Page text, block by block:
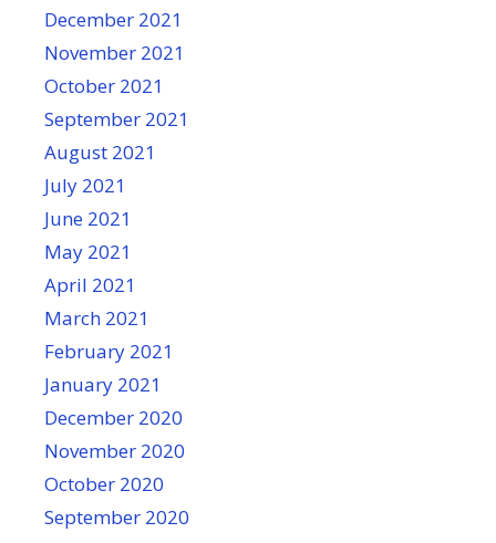
December 2021
November 2021
October 2021
September 2021
August 2021
July 2021
June 2021
May 2021
April 2021
March 2021
February 2021
January 2021
December 2020
November 2020
October 2020
September 2020